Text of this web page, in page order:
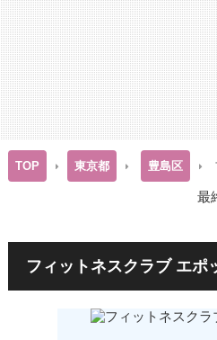
TOP 東京都 豊島区
最
フィットネスクラブ エポ